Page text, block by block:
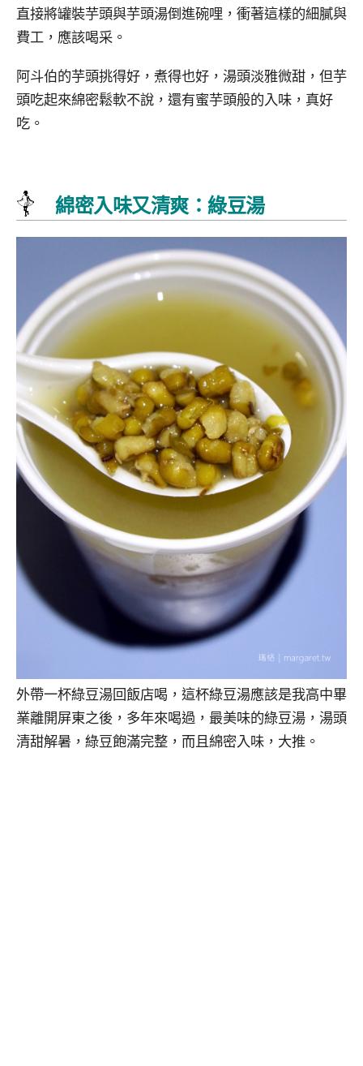
直接將罐裝芋頭與芋頭湯倒進碗哩，衝著這樣的細膩與
費工，應該喝采。
阿斗伯的芋頭挑得好，煮得也好，湯頭淡雅微甜，但芋
頭吃起來綿密鬆軟不說，還有蜜芋頭般的入味，真好
吃。
綿密入味又清爽：綠豆湯
外帶一杯綠豆湯回飯店喝，這杯綠豆湯應該是我高中畢
業離開屏東之後，多年來喝過，最美味的綠豆湯，湯頭
清甜解暑，綠豆飽滿完整，而且綿密入味，大推。